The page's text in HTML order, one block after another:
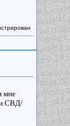
мне
СВД/